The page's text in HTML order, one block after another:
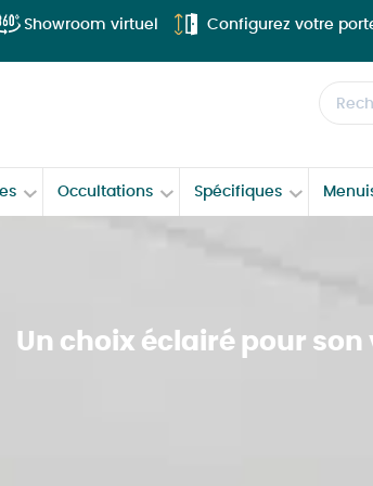
Showroom virtuel Configurez votre
Occultations Spécifiques
Un choix éclairé pour